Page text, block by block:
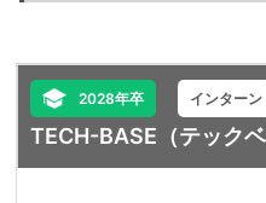
2028年卒 インターン
TECH-BASE（テックベ